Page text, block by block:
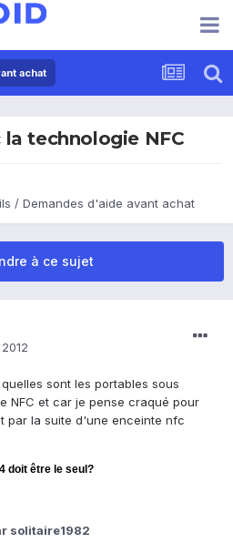
achat
technologie NFC
/ Demandes d'aide avant achat
à ce sujet
sont les portables sous
NFC et car je pense craqué pour
par la suite d'une enceinte nfc
doit être le seul?
solitaire1982